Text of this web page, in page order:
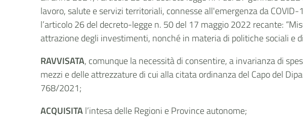
lavoro, salute e servizi territoriali, connesse all'emergenza da
l’articolo 26 del decreto-legge n. 50 del 17 maggio 2022 recante:
attrazione degli investimenti, nonché in materia di politiche sociali e
RAVVISATA, comunque la necessità di consentire, a invarianza di
mezzi e delle attrezzature di cui alla citata ordinanza del Capo del
768/2021;
ACQUISITAl’intesa delle Regioni e Province autonome;